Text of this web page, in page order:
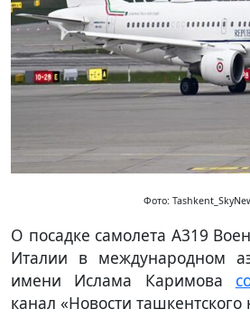
Фото:
О посадке самолета А319
Италии в международном
имени Ислама Каримова
канал «Новости ташкентского